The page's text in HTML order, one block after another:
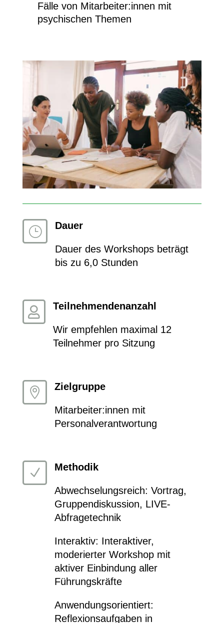
Fälle von Mitarbeiter:innen mit
psychischen Themen
} Dauer
Dauer des Workshops beträgt
bis zu 6,0 Stunden
 Teilnehmendenanzahl
Wir empfehlen maximal 12
Teilnehmer pro Sitzung
 Zielgruppe
Mitarbeiter:innen mit
Personalverantwortung
N Methodik
Abwechselungsreich: Vortrag,
Gruppendiskussion, LIVE-
Abfragetechnik
Interaktiv: Interaktiver,
moderierter Workshop mit
aktiver Einbindung aller
Führungskräfte
Anwendungsorientiert:
Reflexionsaufgaben in